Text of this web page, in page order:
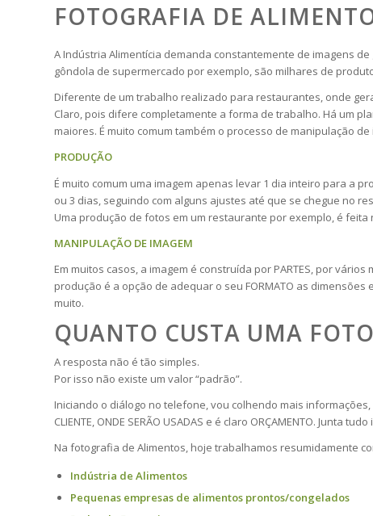
FOTOGRAFIA DE
A Indústria Alimentícia demanda constantemente de imagens
gôndola de supermercado por exemplo, são milhares de
Diferente de um trabalho realizado para restaurantes, onde
Claro, pois difere completamente a forma de trabalho. Há um
maiores. É muito comum também o processo de manipulação
PRODUÇÃO
É muito comum uma imagem apenas levar 1 dia inteiro para a
ou 3 dias, seguindo com alguns ajustes até que se chegue no
Uma produção de fotos em um restaurante por exemplo, é
MANIPULAÇÃO DE IMAGEM
Em muitos casos, a imagem é construída por PARTES, por
produção é a opção de adequar o seu FORMATO as dimensões
muito.
QUANTO CUSTA UMA
A resposta não é tão simples.
Por isso não existe um valor “padrão”.
Iniciando o diálogo no telefone, vou colhendo mais
CLIENTE, ONDE SERÃO USADAS e é claro ORÇAMENTO. Junta
Na fotografia de Alimentos, hoje trabalhamos resumidamente
Indústria de Alimentos
Pequenas empresas de alimentos prontos/congelados